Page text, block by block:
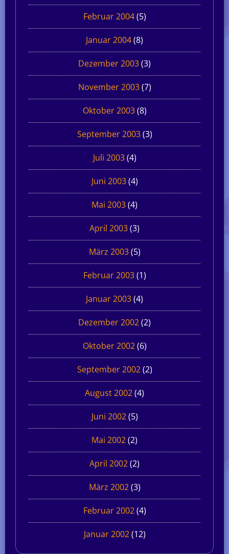
Februar 2004(5)
Januar 2004(8)
Dezember 2003(3)
November 2003(7)
Oktober 2003(8)
September 2003(3)
Juli 2003(4)
Juni 2003(4)
Mai 2003(4)
April 2003(3)
März 2003(5)
Februar 2003(1)
Januar 2003(4)
Dezember 2002(2)
Oktober 2002(6)
September 2002(2)
August 2002(4)
Juni 2002(5)
Mai 2002(2)
April 2002(2)
März 2002(3)
Februar 2002(4)
Januar 2002(12)